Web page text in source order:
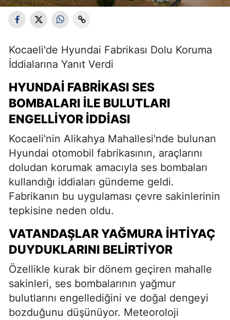
Kocaeli'de Hyundai Fabrikası Dolu Koruma
İddialarına Yanıt Verdi
HYUNDAI FABRIKASI SES
BOMBALARI ILE BULUTLARI
ENGELLIYOR İDDIASI
Kocaeli'nin Alikahya Mahallesi'nde bulunan
Hyundai otomobil fabrikasının, araçlarını
doludan korumak amacıyla ses bombaları
kullandığı iddiaları gündeme geldi.
Fabrikanın bu uygulaması çevre sakinlerinin
tepkisine neden oldu.
VATANDAŞLAR YAĞMURA İHTIYAÇ
DUYDUKLARINI BELIRTIYOR
Özellikle kurak bir dönem geçiren mahalle
sakinleri, ses bombalarının yağmur
bulutlarını engellediğini ve doğal dengeyi
bozduğunu düşünüyor. Meteoroloji